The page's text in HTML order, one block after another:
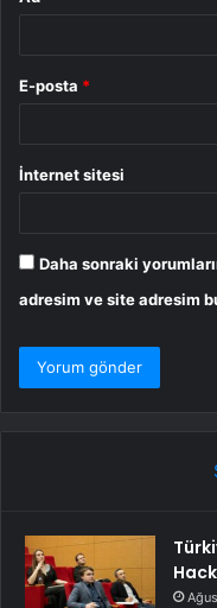
E-posta *
İnternet sitesi
Daha sonraki
adresim ve site adresim